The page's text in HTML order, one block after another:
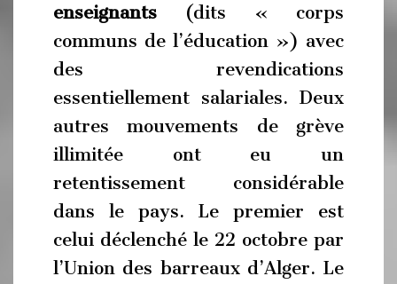
enseignants (dits « corps
communs de l’éducation ») avec
des revendications
essentiellement salariales. Deux
autres mouvements de grève
illimitée ont eu un
retentissement considérable
dans le pays. Le premier est
celui déclenché le 22 octobre par
l’Union des barreaux d’Alger. Le